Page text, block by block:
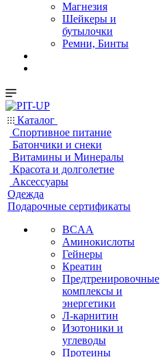
Магнезия
Шейкеры и
бутылочки
Ремни, Бинты
Каталог
Спортивное питание
Батончики и снеки
Витамины и Минералы
Красота и долголетие
Аксессуары
Одежда
Подарочные сертификаты
BCAA
Аминокислоты
Гейнеры
Креатин
Предтренировочные
комплексы и
энергетики
Л-карнитин
Изотоники и
углеводы
Протеины